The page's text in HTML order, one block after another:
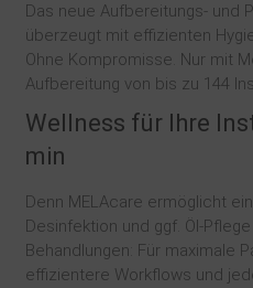
Das neue Aufbereitungs- und
überzeugt mit effizienten
Ohne Kompromisse. Nur mit
Aufbereitung von bis zu 144
Wellness für Ihre
min
Denn MELAcare ermöglicht
Desinfektion und ggf. Öl-
Behandlungen: Für maximale
effizientere Workflows und